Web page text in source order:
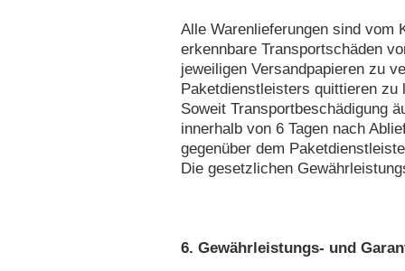
Alle Warenlieferungen sind vom
erkennbare Transportschäden
jeweiligen Versandpapieren zu
Paketdienstleisters quittieren zu
Soweit Transportbeschädigung
innerhalb von 6 Tagen nach
gegenüber dem
Die gesetzlichen
6. Gewährleistungs- und